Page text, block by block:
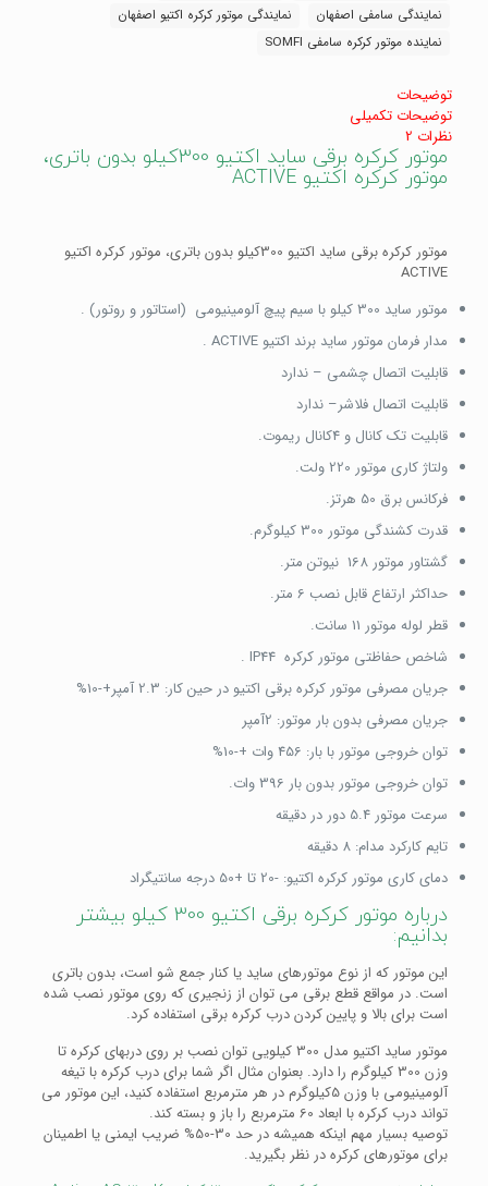
نمایندگی سامفی اصفهان
نمایندگی موتور کرکره اکتیو اصفهان
نماینده موتور کرکره سامفی SOMFI
توضیحات
توضیحات تکمیلی
نظرات 2
موتور کرکره برقی ساید اکتیو 300کیلو بدون باتری،
موتور کرکره اکتیو ACTIVE
موتور کرکره برقی ساید اکتیو 300کیلو بدون باتری، موتور کرکره اکتیو
ACTIVE
موتور ساید 300 کیلو با سیم پیچ آلومینیومی (استاتور و روتور) .
مدار فرمان موتور ساید برند اکتیو ACTIVE .
قابلیت اتصال چشمی – ندارد
قابلیت اتصال فلاشر– ندارد
قابلیت تک کانال و 4کانال ریموت.
ولتاژ کاری موتور 220 ولت.
فرکانس برق 50 هرتز.
قدرت کشندگی موتور 300 کیلوگرم.
گشتاور موتور 168 نیوتن متر.
حداکثر ارتفاع قابل نصب 6 متر.
قطر لوله موتور 11 سانت.
شاخص حفاظتی موتور کرکره IP44 .
جریان مصرفی موتور کرکره برقی اکتیو در حین کار: 2.3 آمپر+-10%
جریان مصرفی بدون بار موتور: 2آمپر
توان خروجی موتور با بار: 456 وات +-10%
توان خروجی موتور بدون بار 396 وات.
سرعت موتور 5.4 دور در دقیقه
تایم کارکرد مدام: 8 دقیقه
دمای کاری موتور کرکره اکتیو: -20 تا +50 درجه سانتیگراد
درباره موتور کرکره برقی اکتیو 300 کیلو بیشتر
بدانیم:
این موتور که از نوع موتورهای ساید یا کنار جمع شو است، بدون باتری
است. در مواقع قطع برقی می توان از زنجیری که روی موتور نصب شده
است برای بالا و پایین کردن درب کرکره برقی استفاده کرد.
موتور ساید اکتیو مدل 300 کیلویی توان نصب بر روی دربهای کرکره تا
وزن 300 کیلوگرم را دارد. بعنوان مثال اگر شما برای درب کرکره با تیغه
آلومینیومی با وزن 5کیلوگرم در هر مترمربع استفاده کنید، این موتور می
تواند درب کرکره با ابعاد 60 مترمربع را باز و بسته کند.
توصیه بسیار مهم اینکه همیشه در حد 30-50% ضریب ایمنی یا اطمینان
برای موتورهای کرکره در نظر بگیرید.